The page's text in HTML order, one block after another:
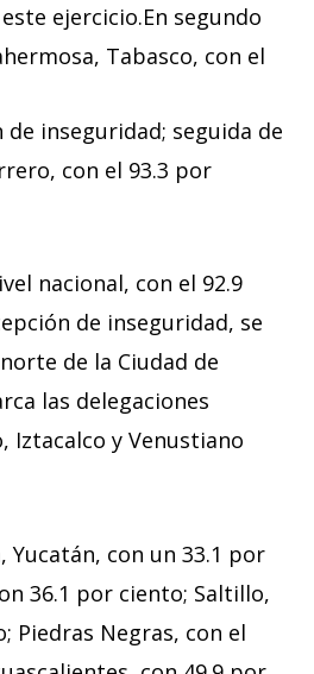
ejercicio.En segundo
Tabasco, con el
de inseguridad; seguida de
con el 93.3 por
nacional, con el 92.9
de inseguridad, se
de la Ciudad de
las delegaciones
Iztacalco y Venustiano
Yucatán, con un 33.1 por
36.1 por ciento; Saltillo,
Piedras Negras, con el